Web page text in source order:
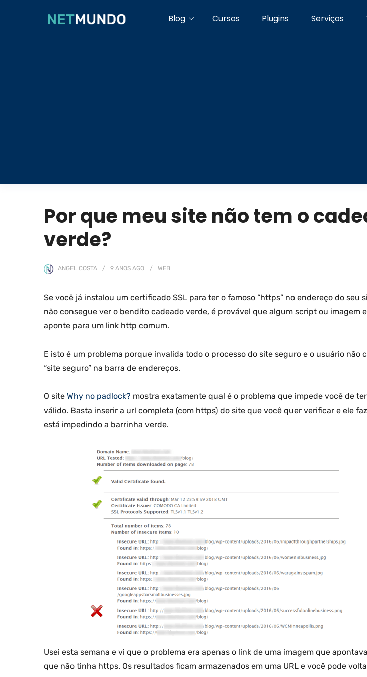
Blog Cursos Plugins Serviços
Por que meu site não tem o
verde?
ANGEL COSTA 9 ANOS AGO WEB
Se você já instalou um certificado SSL para ter o famoso “https” no endereço do seu
não consegue ver o bendito cadeado verde, é provável que algum script ou imagem
aponte para um link http comum.
E isto é um problema porque invalida todo o processo do site seguro e o usuário não
“site seguro” na barra de endereços.
O site Why no padlock? mostra exatamente qual é o problema que impede você de
válido. Basta inserir a url completa (com https) do site que você quer verificar e ele
está impedindo a barrinha verde.
Usei esta semana e vi que o problema era apenas o link de uma imagem que
que não tinha https. Os resultados ficam armazenados em uma URL e você pode